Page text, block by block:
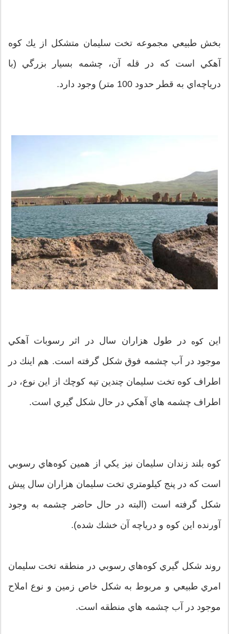
بخش طبيعي مجموعه تخت سليمان متشكل از يك كوه
آهكي است كه در قله آن، چشمه بسيار بزرگي (با
درياچه‌اي به قطر حدود 100 متر) وجود دارد.
اين كوه
در طول هزاران سال در اثر رسوبات آهكي
موجود در آب چشمه فوق شكل گرفته است. هم اينك در
اطراف كوه تخت سليمان چندين تپه كوچك از اين نوع، در
اطراف چشمه هاي آهكي در حال شكل گيري است.
كوه بلند زندان سليمان نيز يكي از همين كوه‌هاي رسوبي
است كه در پنج كيلومتري تخت سليمان هزاران سال پيش
شكل گرفته است (البته در حال حاضر چشمه به وجود
آورنده اين كوه و درياچه آن خشك شده).
روند شكل گيري كوه‌هاي رسوبي در منطقه تخت سليمان
امري طبيعي و مربوط به شكل خاص زمين و نوع املاح
موجود در آب چشمه هاي منطقه است.